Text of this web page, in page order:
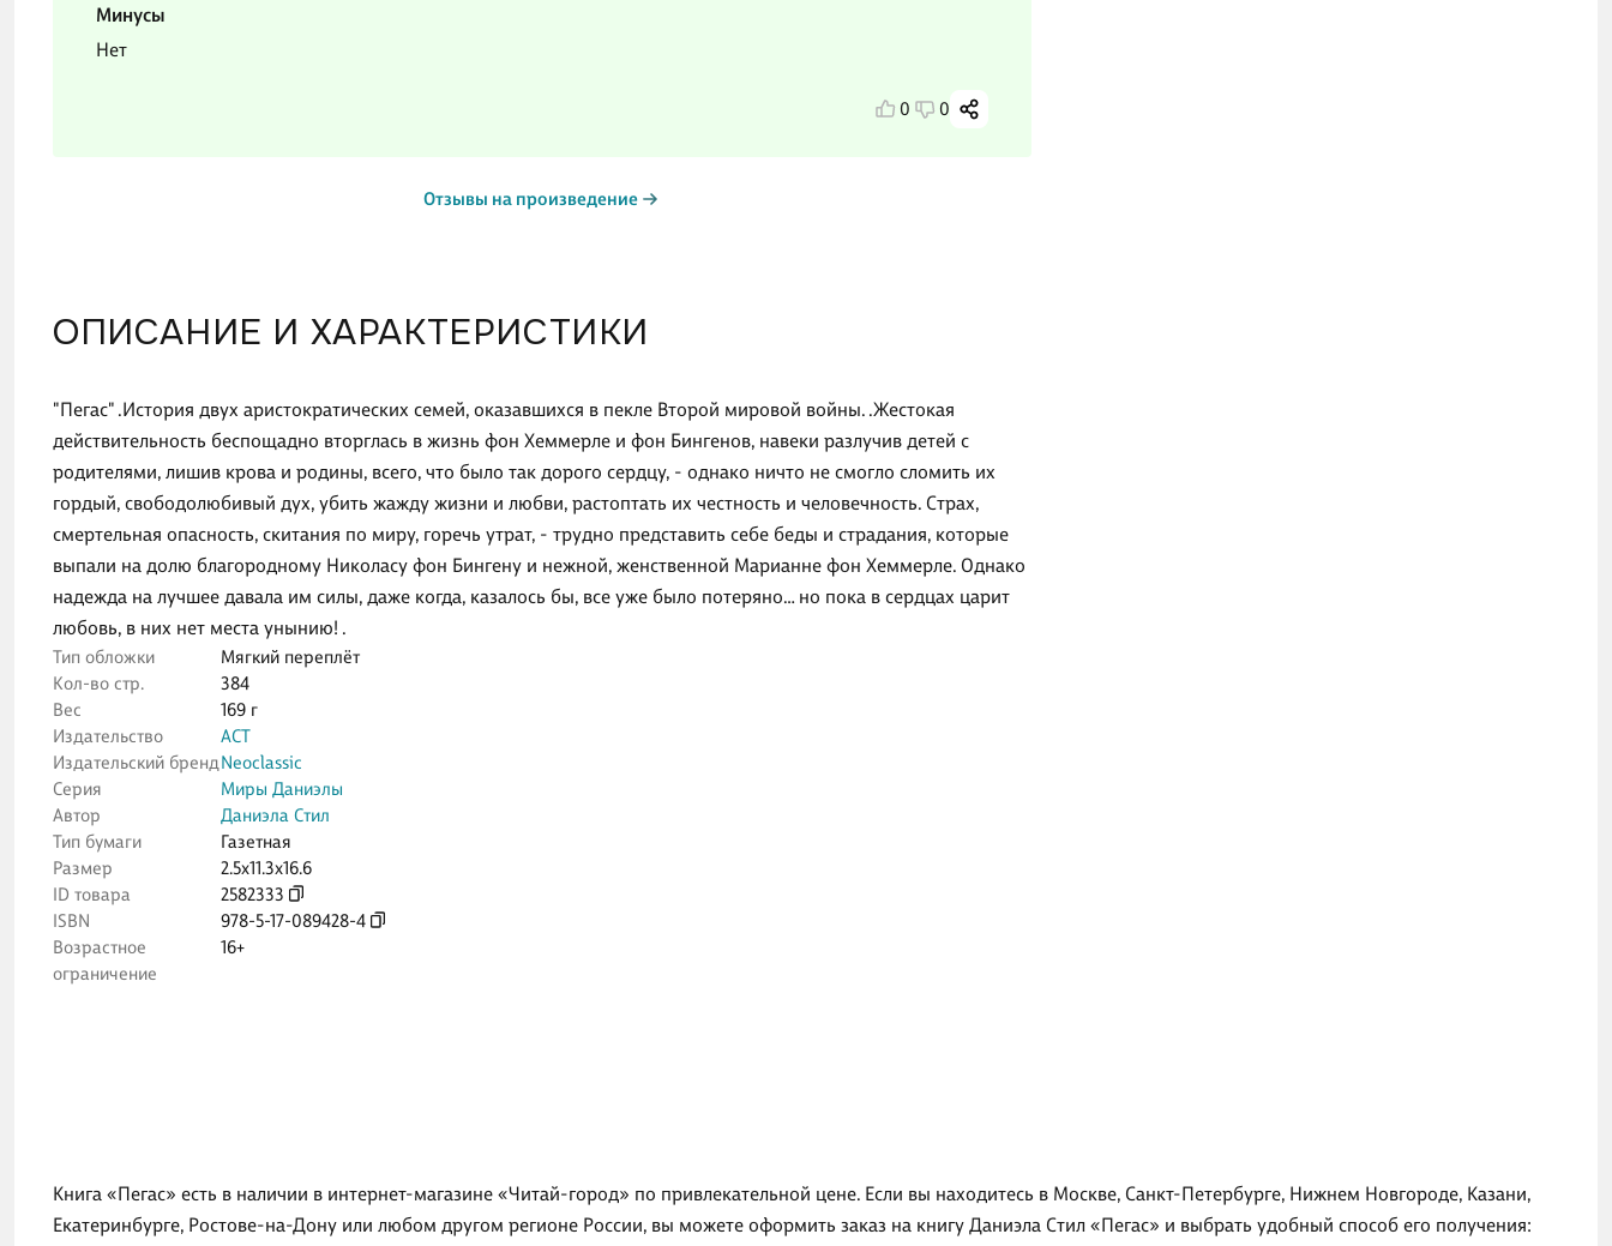
ОПИСАНИЕ И ХАРАКТЕРИСТИКИ
"Пегас" .История двух аристократических семей, оказавшихся в пекле Второй мировой войны. .Жестокая
действительность беспощадно вторглась в жизнь фон Хеммерле и фон Бингенов, навеки разлучив детей с
родителями, лишив крова и родины, всего, что было так дорого сердцу, - однако ничто не смогло сломить их
гордый, свободолюбивый дух, убить жажду жизни и любви, растоптать их честность и человечность. Страх,
смертельная опасность, скитания по миру, горечь утрат, - трудно представить себе беды и страдания, которые
выпали на долю благородному Николасу фон Бингену и нежной, женственной Марианне фон Хеммерле. Однако
надежда на лучшее давала им силы, даже когда, казалось бы, все уже было потеряно… но пока в сердцах царит
любовь, в них нет места унынию! .
Тип обложки
Мягкий переплёт
Кол-во стр.
384
Вес
169 г
Издательство
АСТ
Издательский брендNeoclassic
Серия
Миры Даниэлы
Автор
Даниэла Стил
Тип бумаги
Газетная
Размер
2.5x11.3x16.6
ID товара
2582333
ISBN
978-5-17-089428-4
Возрастное
ограничение
16+
Минусы
Нет
0 0
Отзывы на произведение
Книга «Пегас» есть в наличии в интернет-магазине «Читай-город» по привлекательной цене. Если вы находитесь в Москве, Санкт-Петербурге, Нижнем Новгороде, Казани,
Екатеринбурге, Ростове-на-Дону или любом другом регионе России, вы можете оформить заказ на книгу Даниэла Стил «Пегас» и выбрать удобный способ его получения: